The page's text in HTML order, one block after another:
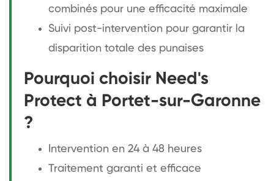
combinés pour une efficacité maximale
Suivi post-intervention pour garantir la
disparition totale des punaises
Pourquoi choisir Need's
Protect à Portet-sur-Garonne
?
Intervention en 24 à 48 heures
Traitement garanti et efficace